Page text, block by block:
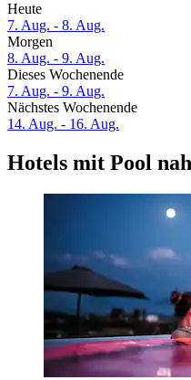
Heute
7. Aug. - 8. Aug.
Morgen
8. Aug. - 9. Aug.
Dieses Wochenende
7. Aug. - 9. Aug.
Nächstes Wochenende
14. Aug. - 16. Aug.
Hotels mit Pool